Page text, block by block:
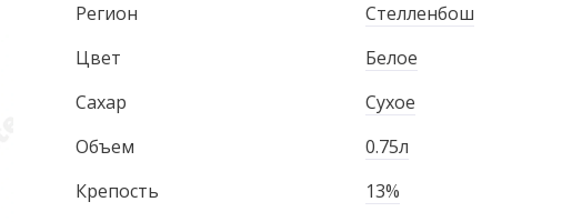
Регион
Стелленбош
Цвет
Белое
Сахар
Сухое
Объем
0.75л
Крепость
13%